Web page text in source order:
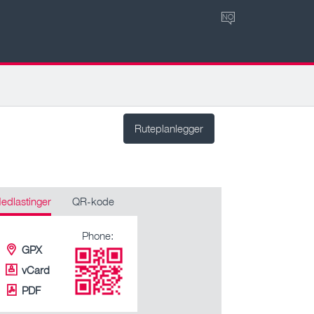
NO
Ruteplanlegger
QR-kode
GPX
vCard
PDF
Phone: